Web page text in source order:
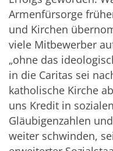
Armenfürsorge
und Kirchen
viele Mitbewerber
„ohne das
in die Caritas sei
katholische Kirche
uns Kredit in
Gläubigenzahlen
weiter schwinden,